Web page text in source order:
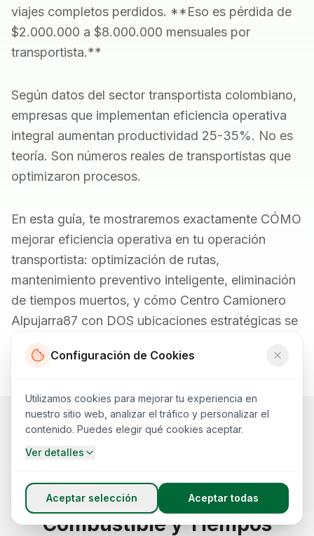
viajes completos perdidos. **Eso es pérdida de
$2.000.000 a $8.000.000 mensuales por
transportista.**
Según datos del sector transportista colombiano,
empresas que implementan eficiencia operativa
integral aumentan productividad 25-35%. No es
teoría. Son números reales de transportistas que
optimizaron procesos.
En esta guía, te mostraremos exactamente CÓMO
mejorar eficiencia operativa en tu operación
transportista: optimización de rutas,
mantenimiento preventivo inteligente, eliminación
de tiempos muertos, y cómo Centro Camionero
Alpujarra87 con DOS ubicaciones estratégicas se
Reduce Distancia,
Combustible y Tiempos
Configuración de Cookies
Utilizamos cookies para mejorar tu experiencia en
nuestro sitio web, analizar el tráfico y personalizar el
contenido. Puedes elegir qué cookies aceptar.
Ver detalles
Aceptar selección Aceptar todas